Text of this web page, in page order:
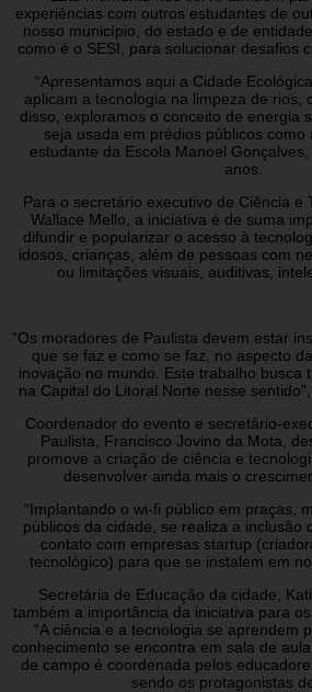
experiências com outros estudantes de
nosso município, do estado e de
como é o SESI, para solucionar desafios
“Apresentamos aqui a Cidade
aplicam a tecnologia na limpeza de rios,
disso, exploramos o conceito de energia
seja usada em prédios públicos como
estudante da Escola Manoel
anos.
Para o secretário executivo de Ciência e
Wallace Mello, a iniciativa é de suma
difundir e popularizar o acesso à
idosos, crianças, além de pessoas com
ou limitações visuais, auditivas,
“Os moradores de Paulista devem estar
que se faz e como se faz, no aspecto
inovação no mundo. Este trabalho busca
na Capital do Litoral Norte nesse
Coordenador do evento e secretário-
Paulista, Francisco Jovino da Mota,
promove a criação de ciência e
desenvolver ainda mais o
“Implantando o wi-fi público em praças,
públicos da cidade, se realiza a inclusão
contato com empresas startup
tecnológico) para que se instalem em
Secretária de Educação da cidade,
também a importância da iniciativa para
“A ciência e a tecnologia se aprendem
conhecimento se encontra em sala de
de campo é coordenada pelos
sendo os protagonistas